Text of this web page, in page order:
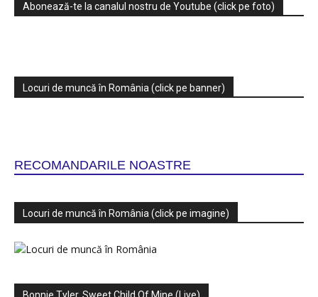
Abonează-te la canalul nostru de Youtube (click pe foto)
Locuri de muncă în România (click pe banner)
RECOMANDARILE NOASTRE
Locuri de muncă în România (click pe imagine)